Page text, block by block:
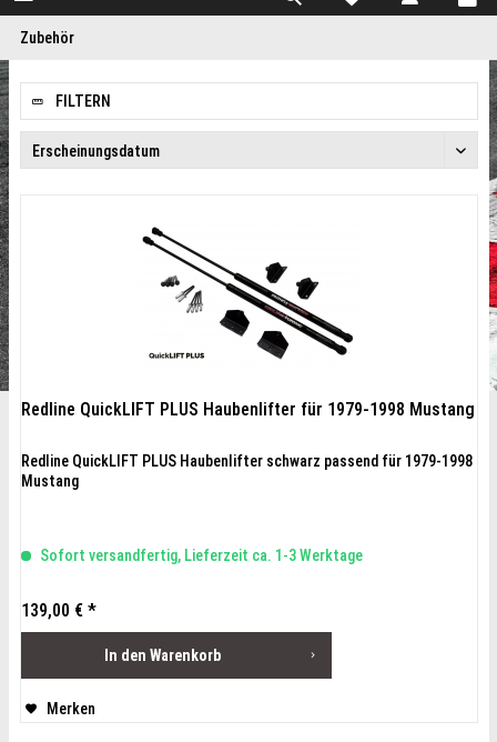
Zubehör
FILTERN
Redline QuickLIFT PLUS Haubenlifter für 1979-1998 Mustang
Redline QuickLIFT PLUS Haubenlifter schwarz passend für 1979-1998
Mustang
Sofort versandfertig, Lieferzeit ca. 1-3 Werktage
139,00 € *
In den Warenkorb
Merken